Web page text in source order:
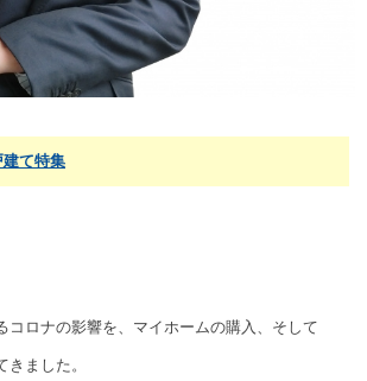
て特集
コロナの影響を、マイホームの購入、そして
ました。